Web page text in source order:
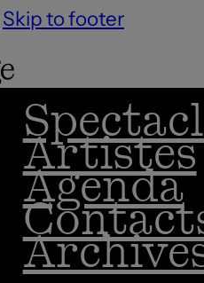
Skip to footer
Artistes
Agenda